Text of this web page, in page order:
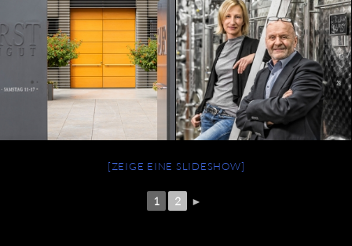
[ZEIGE EINE SLIDESHOW]
1 2 ►